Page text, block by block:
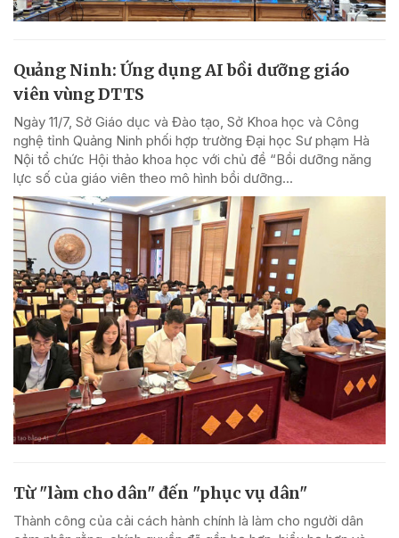
Quảng Ninh: Ứng dụng AI bồi dưỡng giáo
viên vùng DTTS
Ngày 11/7, Sở Giáo dục và Đào tạo, Sở Khoa học và Công
nghệ tỉnh Quảng Ninh phối hợp trường Đại học Sư phạm Hà
Nội tổ chức Hội thảo khoa học với chủ đề “Bồi dưỡng năng
lực số của giáo viên theo mô hình bồi dưỡng...
Từ "làm cho dân" đến "phục vụ dân"
Thành công của cải cách hành chính là làm cho người dân